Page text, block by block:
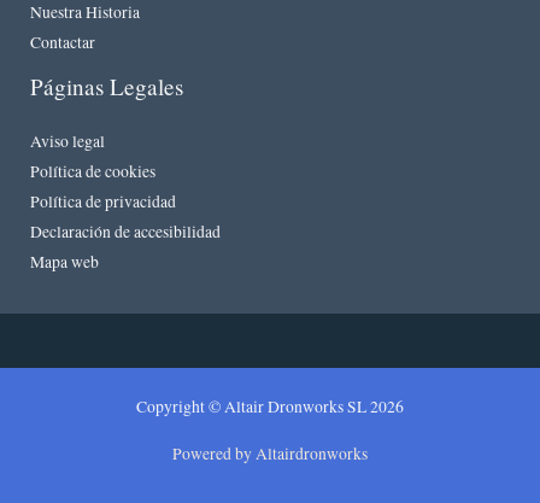
Nuestra Historia
Contactar
Páginas Legales
Aviso legal
Política de cookies
Política de privacidad
Declaración de accesibilidad
Mapa web
Copyright © Altair Dronworks SL 2026
Powered by Altairdronworks